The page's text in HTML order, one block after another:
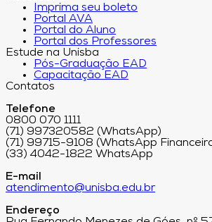
Imprima seu boleto
Portal AVA
Portal do Aluno
Portal dos Professores
Estude na Unisba
Pós-Graduação EAD
Capacitação EAD
Contatos
Telefone
0800 070 1111
(71) 997320582 (WhatsApp)
(71) 99715-9108 (WhatsApp
(33) 4042-1822 WhatsApp
E-mail
atendimento@unisba.edu.br
Endereço